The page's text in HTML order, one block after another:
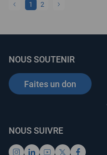
1 2
NOUS SOUTENIR
Faites un don
NOUS SUIVRE